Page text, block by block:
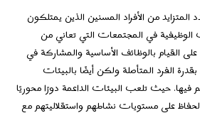
من الأفراد المسنين الذين يمتلكون
في المجتمعات التي تعاني من
القيام بالوظائف الأساسية والمشاركة في
بقدرة الفرد المتأصلة ولكن أيضًا بالبيئات
فيها. حيث تلعب البيئات الداعمة دورًا محوريًا
على مستويات نشاطهم واستقلاليتهم مع